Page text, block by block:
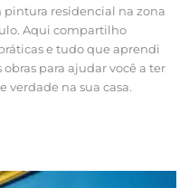
residencial na zona
Aqui compartilho
e tudo que aprendi
obras para ajudar você a ter
verdade na sua casa.